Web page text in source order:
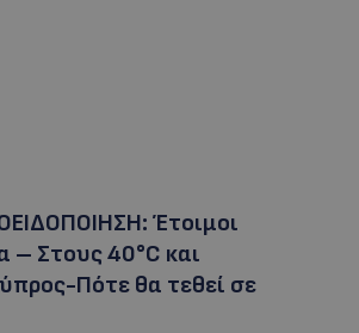
Έτοιμοι
– Στους 40°C και
Πότε θα τεθεί σε